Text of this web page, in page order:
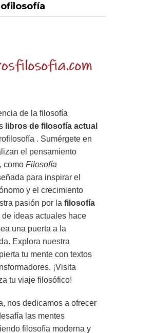
de la filosofía
libros de filosofía actual
. Sumérgete en
el pensamiento
como Filosofía
para inspirar el
y el crecimiento
pasión por la filosofía
ideas actuales hace
una puerta a la
Explora nuestra
tu mente con textos
¡Visita
tu viaje filosófico!
nos dedicamos a ofrecer
las mentes
filosofía moderna y